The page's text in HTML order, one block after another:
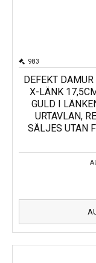
983
DEFEKT
X-LÄNK
GULD I
URTAVLAN,
SÄLJES UTAN